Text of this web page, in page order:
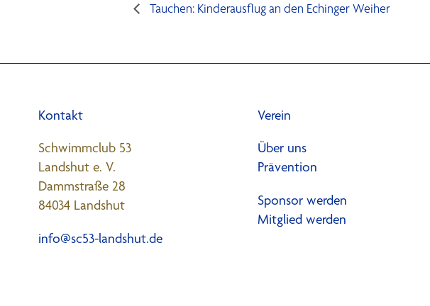
Tauchen: Kinderausflug an den Echinger Weiher
Kontakt
Schwimmclub 53
Landshut e. V.
Dammstraße 28
84034 Landshut
info@sc53-landshut.de
Verein
Über uns
Prävention
Sponsor werden
Mitglied werden